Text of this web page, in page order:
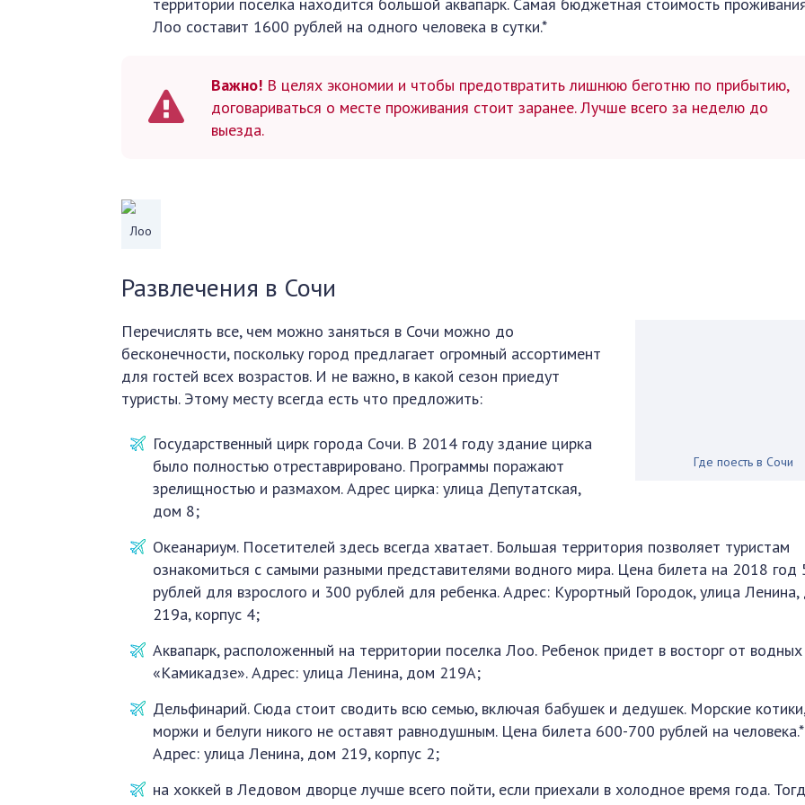
Лоо составит 1600 рублей на одного человека в сутки.*
Важно! В целях экономии и чтобы предотвратить лишнюю беготню по прибытию,
договариваться о месте проживания стоит заранее. Лучше всего за неделю до
выезда.
Лоо
Развлечения в Сочи
Где поесть в Сочи
Перечислять все, чем можно заняться в Сочи можно до
бесконечности, поскольку город предлагает огромный ассортимент
для гостей всех возрастов. И не важно, в какой сезон приедут
туристы. Этому месту всегда есть что предложить:
Государственный цирк города Сочи. В 2014 году здание цирка
было полностью отреставрировано. Программы поражают
зрелищностью и размахом. Адрес цирка: улица Депутатская,
дом 8;
Океанариум. Посетителей здесь всегда хватает. Большая территория позволяет туристам
ознакомиться с самыми разными представителями водного мира. Цена билета на 2018 год
рублей для взрослого и 300 рублей для ребенка. Адрес: Курортный Городок, улица
219а, корпус 4;
Аквапарк, расположенный на территории поселка Лоо. Ребенок придет в восторг от водных
«Камикадзе». Адрес: улица Ленина, дом 219А;
Дельфинарий. Сюда стоит сводить всю семью, включая бабушек и дедушек. Морские
моржи и белуги никого не оставят равнодушным. Цена билета 600-700 рублей на человека.*
Адрес: улица Ленина, дом 219, корпус 2;
на хоккей в Ледовом дворце лучше всего пойти, если приехали в холодное время года.